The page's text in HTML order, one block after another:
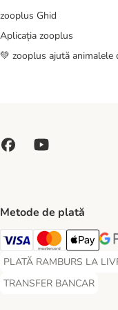
zooplus Ghid
Aplicația zooplus
💚 zooplus ajută animalele
Metode de plată
Visa Payment Method
Master CardApple Pay
PLATĂ RAMBURS LA
PLATĂ RAMBURS LA
TRANSFER BANCAR
TRANSFER BANCAR